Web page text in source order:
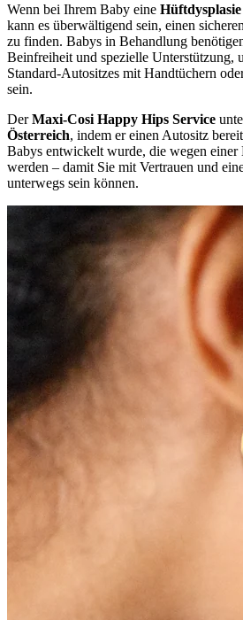
Wenn bei Ihrem Baby eine Hüftdysplasie
kann es überwältigend sein, einen
zu finden. Babys in Behandlung
Beinfreiheit und spezielle Unterstützung,
Standard-Autositzes mit Handtüchern
sein.
DerMaxi-Cosi Happy Hips Service
Österreich, indem er einen Autositz
Babys entwickelt wurde, die wegen einer
werden – damit Sie mit Vertrauen und
unterwegs sein können.